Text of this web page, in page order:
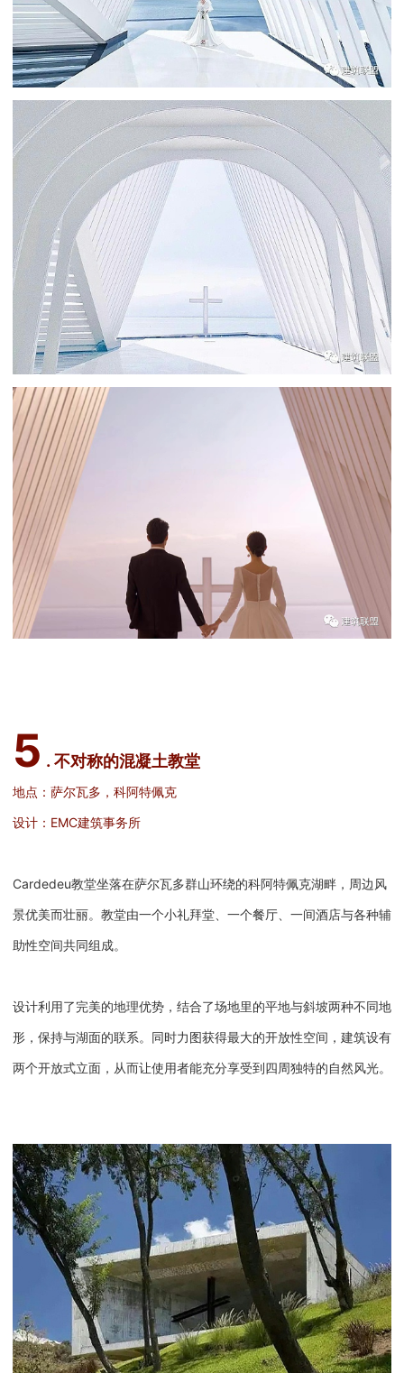
5 . 不对称的混凝土教堂
地点：萨尔瓦多，科阿特佩克
设计：EMC建筑事务所
Cardedeu教堂坐落在萨尔瓦多群山环绕的科阿特佩克湖畔，周边风
景优美而壮丽。教堂由一个小礼拜堂、一个餐厅、一间酒店与各种辅
助性空间共同组成。
设计利用了完美的地理优势，结合了场地里的平地与斜坡两种不同地
形，保持与湖面的联系。同时力图获得最大的开放性空间，建筑设有
两个开放式立面，从而让使用者能充分享受到四周独特的自然风光。